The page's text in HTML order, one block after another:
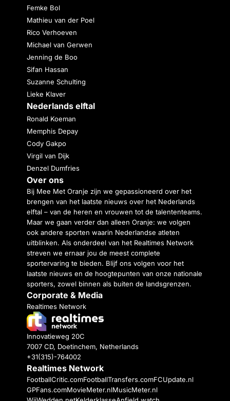
Femke Bol
Mathieu van der Poel
Rico Verhoeven
Michael van Gerwen
Jenning de Boo
Sifan Hassan
Suzanne Schulting
Lieke Klaver
Nederlands elftal
Ronald Koeman
Memphis Depay
Cody Gakpo
Virgil van Dijk
Denzel Dumfries
Over ons
Bij Mee Met Oranje zijn we gepassioneerd over het
brengen van het laatste nieuws over het Nederlands
elftal – van de heren en vrouwen tot de talententeams.
Maar we gaan verder dan alleen Oranje: we volgen
ook andere sporten waarin Nederlandse atleten
uitblinken. Als onderdeel van het Realtimes Network
streven we ernaar jou de meest complete
sportervaring te bieden. Blijf ons volgen voor het
laatste nieuws en de hoogtepunten van onze nationale
sporters, zowel binnen als buiten de landsgrenzen.
Corporate & Media
Realtimes Network
Innovatieweg 20C
7007 CD, Doetinchem, Netherlands
+31(315)-764002
Realtimes Network
FootballCritic.comFootballTransfers.comFCUpdate.nl
GPFans.comMovieMeter.nlMusicMeter.nl